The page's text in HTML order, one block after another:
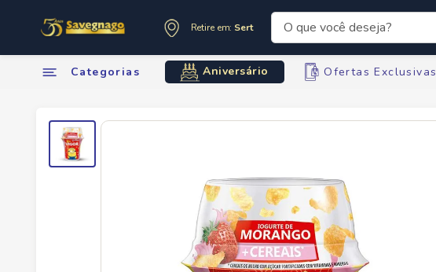
Retire em: Sertãozinho
O que você deseja?
Categorias Aniversário Ofertas Exclusivas
Termos mais buscados
leite
3º
cerveja
6
sabonete
7º
oleo
8º
leite integral
9º
aniversario